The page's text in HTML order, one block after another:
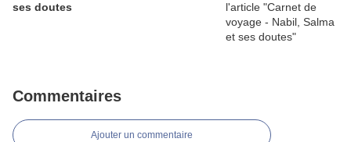
ses doutes
Commentaires
Ajouter un commentaire